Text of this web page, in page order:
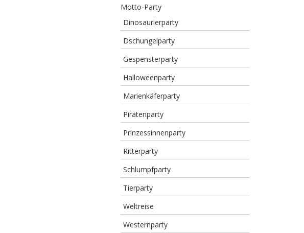
Motto-Party
Dinosaurierparty
Dschungelparty
Gespensterparty
Halloweenparty
Marienkäferparty
Piratenparty
Prinzessinnenparty
Ritterparty
Schlumpfparty
Tierparty
Weltreise
Westernparty